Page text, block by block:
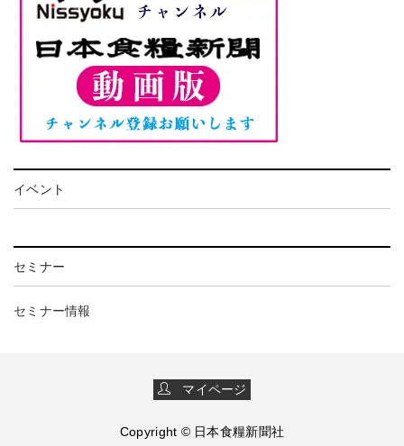
イベント
セミナー
セミナー情報
マイページ
Copyright © 日本食糧新聞社